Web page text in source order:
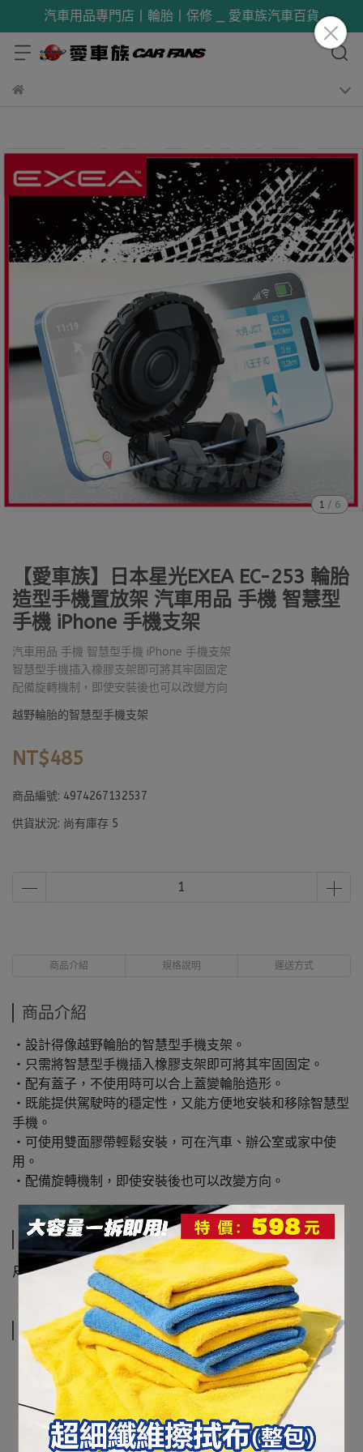
汽車用品專門店丨輪胎丨保修 _ 愛車族汽車百貨
1 / 6
【愛車族】日本星光EXEA EC-253 輪胎
造型手機置放架 汽車用品 手機 智慧型
手機 iPhone 手機支架
汽車用品 手機 智慧型手機 iPhone 手機支架
智慧型手機插入橡膠支架即可將其牢固固定
配備旋轉機制，即使安裝後也可以改變方向
越野輪胎的智慧型手機支架
NT$485
商品編號: 4974267132537
供貨狀況: 尚有庫存 5
商品介紹 規格說明 運送方式
商品介紹
・設計得像越野輪胎的智慧型手機支架。
・只需將智慧型手機插入橡膠支架即可將其牢固固定。
・配有蓋子，不使用時可以合上蓋變輪胎造形。
・既能提供駕駛時的穩定性，又能方便地安裝和移除智慧型
手機。
・可使用雙面膠帶輕鬆安裝，可在汽車、辦公室或家中使
用。
・配備旋轉機制，即使安裝後也可以改變方向。
規格說明
尺寸：H29xW73xD73
運送方式